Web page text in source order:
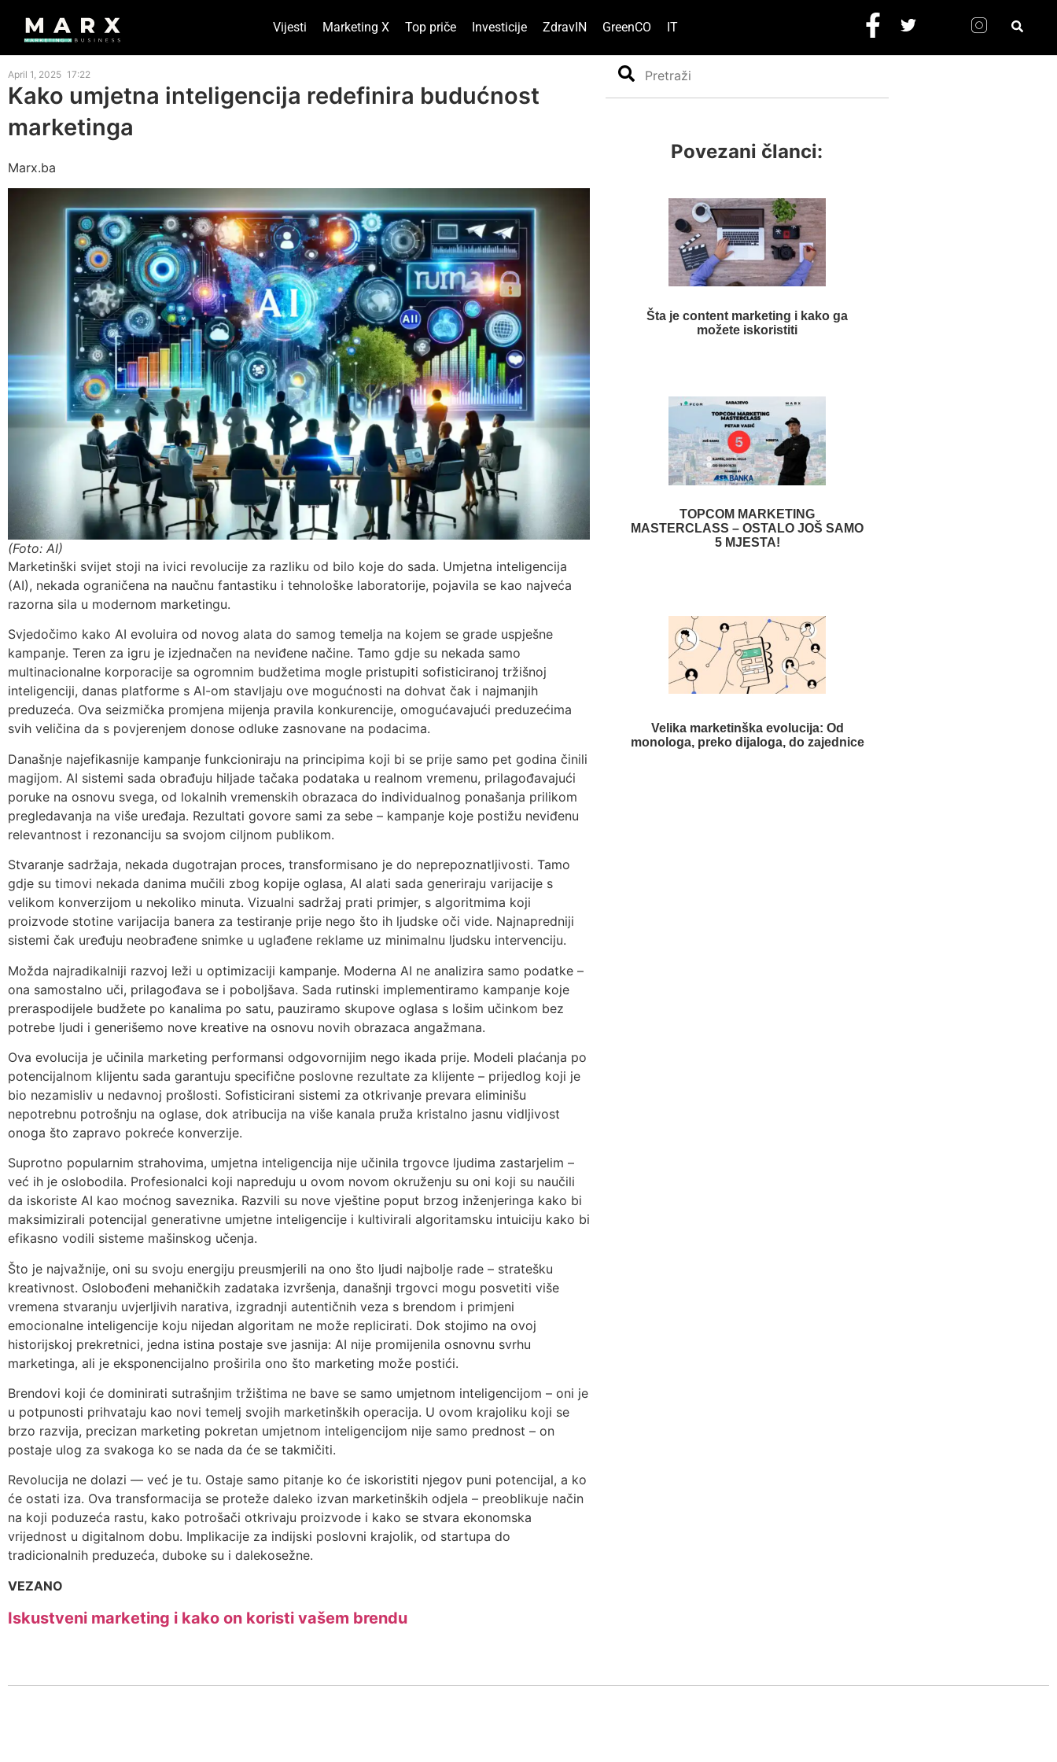
Vijesti Marketing X Top priče Investicije ZdravIN GreenCO IT
April 1, 2025 17:22
Kako umjetna inteligencija redefinira budućnost
marketinga
Marx.ba
(Foto: AI)
Marketinški svijet stoji na ivici revolucije za razliku od bilo koje do sada. Umjetna inteligencija
(AI), nekada ograničena na naučnu fantastiku i tehnološke laboratorije, pojavila se kao najveća
razorna sila u modernom marketingu.
Svjedočimo kako AI evoluira od novog alata do samog temelja na kojem se grade uspješne
kampanje. Teren za igru ​​je izjednačen na neviđene načine. Tamo gdje su nekada samo
multinacionalne korporacije sa ogromnim budžetima mogle pristupiti sofisticiranoj tržišnoj
inteligenciji, danas platforme s AI-om stavljaju ove mogućnosti na dohvat čak i najmanjih
preduzeća. Ova seizmička promjena mijenja pravila konkurencije, omogućavajući preduzećima
svih veličina da s povjerenjem donose odluke zasnovane na podacima.
Današnje najefikasnije kampanje funkcioniraju na principima koji bi se prije samo pet godina činili
magijom. AI sistemi sada obrađuju hiljade tačaka podataka u realnom vremenu, prilagođavajući
poruke na osnovu svega, od lokalnih vremenskih obrazaca do individualnog ponašanja prilikom
pregledavanja na više uređaja. Rezultati govore sami za sebe – kampanje koje postižu neviđenu
relevantnost i rezonanciju sa svojom ciljnom publikom.
Stvaranje sadržaja, nekada dugotrajan proces, transformisano je do neprepoznatljivosti. Tamo
gdje su timovi nekada danima mučili zbog kopije oglasa, AI alati sada generiraju varijacije s
velikom konverzijom u nekoliko minuta. Vizualni sadržaj prati primjer, s algoritmima koji
proizvode stotine varijacija banera za testiranje prije nego što ih ljudske oči vide. Najnapredniji
sistemi čak uređuju neobrađene snimke u uglađene reklame uz minimalnu ljudsku intervenciju.
Možda najradikalniji razvoj leži u optimizaciji kampanje. Moderna AI ne analizira samo podatke –
ona samostalno uči, prilagođava se i poboljšava. Sada rutinski implementiramo kampanje koje
preraspodijele budžete po kanalima po satu, pauziramo skupove oglasa s lošim učinkom bez
potrebe ljudi i generišemo nove kreative na osnovu novih obrazaca angažmana.
Ova evolucija je učinila marketing performansi odgovornijim nego ikada prije. Modeli plaćanja po
potencijalnom klijentu sada garantuju specifične poslovne rezultate za klijente – prijedlog koji je
bio nezamisliv u nedavnoj prošlosti. Sofisticirani sistemi za otkrivanje prevara eliminišu
nepotrebnu potrošnju na oglase, dok atribucija na više kanala pruža kristalno jasnu vidljivost
onoga što zapravo pokreće konverzije.
Suprotno popularnim strahovima, umjetna inteligencija nije učinila trgovce ljudima zastarjelim –
već ih je oslobodila. Profesionalci koji napreduju u ovom novom okruženju su oni koji su naučili
da iskoriste AI kao moćnog saveznika. Razvili su nove vještine poput brzog inženjeringa kako bi
maksimizirali potencijal generativne umjetne inteligencije i kultivirali algoritamsku intuiciju kako bi
efikasno vodili sisteme mašinskog učenja.
Što je najvažnije, oni su svoju energiju preusmjerili na ono što ljudi najbolje rade – stratešku
kreativnost. Oslobođeni mehaničkih zadataka izvršenja, današnji trgovci mogu posvetiti više
vremena stvaranju uvjerljivih narativa, izgradnji autentičnih veza s brendom i primjeni
emocionalne inteligencije koju nijedan algoritam ne može replicirati. Dok stojimo na ovoj
historijskoj prekretnici, jedna istina postaje sve jasnija: AI nije promijenila osnovnu svrhu
marketinga, ali je eksponencijalno proširila ono što marketing može postići.
Brendovi koji će dominirati sutrašnjim tržištima ne bave se samo umjetnom inteligencijom – oni je
u potpunosti prihvataju kao novi temelj svojih marketinških operacija. U ovom krajoliku koji se
brzo razvija, precizan marketing pokretan umjetnom inteligencijom nije samo prednost – on
postaje ulog za svakoga ko se nada da će se takmičiti.
Revolucija ne dolazi — već je tu. Ostaje samo pitanje ko će iskoristiti njegov puni potencijal, a ko
će ostati iza. Ova transformacija se proteže daleko izvan marketinških odjela – preoblikuje način
na koji poduzeća rastu, kako potrošači otkrivaju proizvode i kako se stvara ekonomska
vrijednost u digitalnom dobu. Implikacije za indijski poslovni krajolik, od startupa do
tradicionalnih preduzeća, duboke su i dalekosežne.
VEZANO
Iskustveni marketing i kako on koristi vašem brendu
Search
Povezani članci:
Šta je content marketing i kako ga
možete iskoristiti
TOPCOM MARKETING
MASTERCLASS – OSTALO JOŠ SAMO
5 MJESTA!
Velika marketinška evolucija: Od
monologa, preko dijaloga, do zajednice